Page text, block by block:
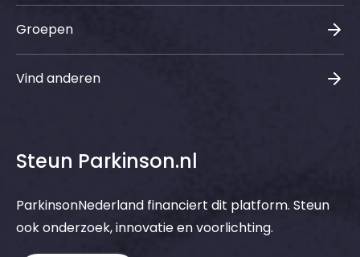
Groepen
Vind anderen
Steun Parkinson.nl
ParkinsonNederland financiert dit platform. Steun
ook onderzoek, innovatie en voorlichting.